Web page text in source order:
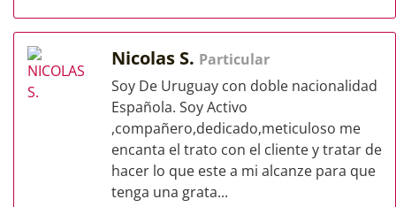
Nicolas S. Particular
Soy De Uruguay con doble nacionalidad
Española. Soy Activo
,compañero,dedicado,meticuloso me
encanta el trato con el cliente y tratar de
hacer lo que este a mi alcanze para que
tenga una grata...